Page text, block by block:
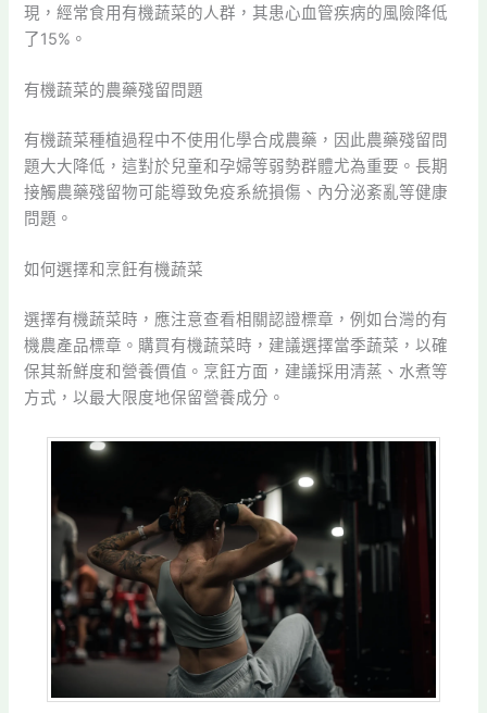
現，經常食用有機蔬菜的人群，其患心血管疾病的風險降低
了15%。
有機蔬菜的農藥殘留問題
有機蔬菜種植過程中不使用化學合成農藥，因此農藥殘留問
題大大降低，這對於兒童和孕婦等弱勢群體尤為重要。長期
接觸農藥殘留物可能導致免疫系統損傷、內分泌紊亂等健康
問題。
如何選擇和烹飪有機蔬菜
選擇有機蔬菜時，應注意查看相關認證標章，例如台灣的有
機農產品標章。購買有機蔬菜時，建議選擇當季蔬菜，以確
保其新鮮度和營養價值。烹飪方面，建議採用清蒸、水煮等
方式，以最大限度地保留營養成分。